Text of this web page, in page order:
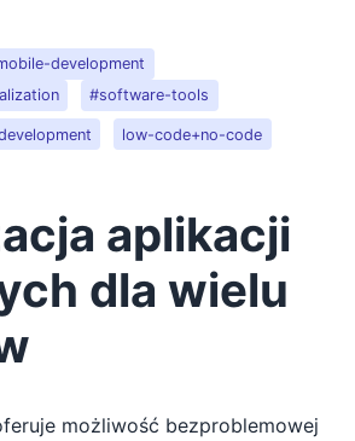
development
#software-tools
low-code+no-code
aplikacji
dla wielu
możliwość bezproblemowej